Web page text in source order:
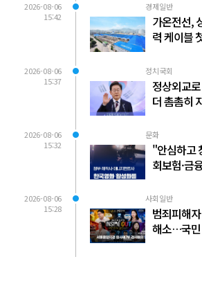
2026-08-06
15:42
경제일반
가온전선,
력 케이블
2026-08-06
15:37
정치국회
정상외교
더 촘촘히
2026-08-06
15:32
문화
"안심하고
회보험·금
2026-08-06
15:28
사회일반
범죄피해
해소…국민